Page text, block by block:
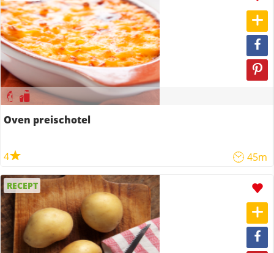
Oven preischotel
4 45m
RECEPT